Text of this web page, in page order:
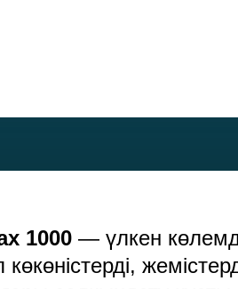
1000 — үлкен